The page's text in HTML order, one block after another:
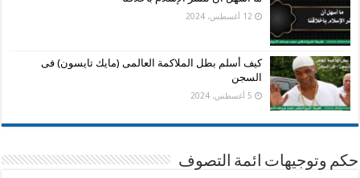
12 أغسطس، 2024
كيف أسلم بطل الملاكمة العالمى (مايك تايسون) فى
السجن
5 أغسطس، 2024
حكم وتوجيهات ائمة التصوف